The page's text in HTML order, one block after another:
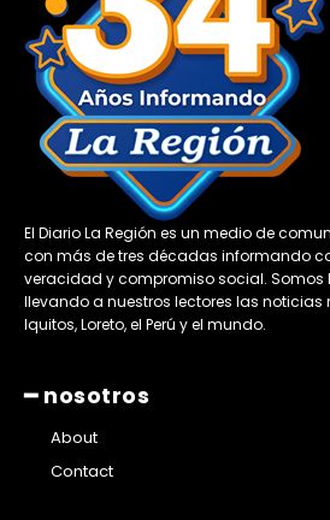
El Diario La Región es un medio de
con más de tres décadas informando
veracidad y compromiso social. Somos
llevando a nuestros lectores las noticias
Iquitos, Loreto, el Perú y el mundo.
━ nosotros
About
Contact